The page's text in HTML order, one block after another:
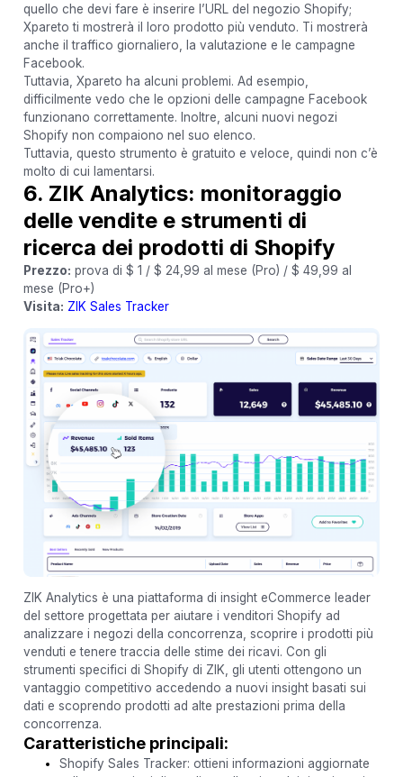
quello che devi fare è inserire l’URL del negozio Shopify;
Xpareto ti mostrerà il loro prodotto più venduto. Ti mostrerà
anche il traffico giornaliero, la valutazione e le campagne
Facebook.
Tuttavia, Xpareto ha alcuni problemi. Ad esempio,
difficilmente vedo che le opzioni delle campagne Facebook
funzionano correttamente. Inoltre, alcuni nuovi negozi
Shopify non compaiono nel suo elenco.
Tuttavia, questo strumento è gratuito e veloce, quindi non c’è
molto di cui lamentarsi.
6. ZIK Analytics: monitoraggio
delle vendite e strumenti di
ricerca dei prodotti di Shopify
Prezzo: prova di $ 1 / $ 24,99 al mese (Pro) / $ 49,99 al
mese (Pro+)
Visita: ZIK Sales Tracker
ZIK Analytics è una piattaforma di insight eCommerce leader
del settore progettata per aiutare i venditori Shopify ad
analizzare i negozi della concorrenza, scoprire i prodotti più
venduti e tenere traccia delle stime dei ricavi. Con gli
strumenti specifici di Shopify di ZIK, gli utenti ottengono un
vantaggio competitivo accedendo a nuovi insight basati sui
dati e scoprendo prodotti ad alte prestazioni prima della
concorrenza.
Caratteristiche principali:
Shopify Sales Tracker: ottieni informazioni aggiornate